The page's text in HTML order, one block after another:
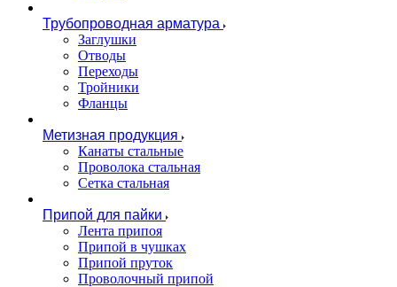
Трубопроводная арматура
Заглушки
Отводы
Переходы
Тройники
Фланцы
Метизная продукция
Канаты стальные
Проволока стальная
Сетка стальная
Припой для пайки
Лента припоя
Припой в чушках
Припой пруток
Проволочный припой